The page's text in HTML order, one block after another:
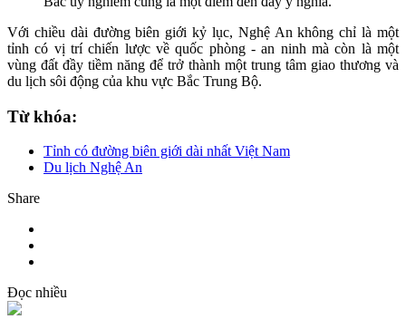
Với chiều dài đường biên giới kỷ lục, Nghệ An không chỉ là một
tỉnh có vị trí chiến lược về quốc phòng - an ninh mà còn là một
vùng đất đầy tiềm năng để trở thành một trung tâm giao thương và
du lịch sôi động của khu vực Bắc Trung Bộ.
Từ khóa:
Tỉnh có đường biên giới dài nhất Việt Nam
Du lịch Nghệ An
Share
Đọc nhiều